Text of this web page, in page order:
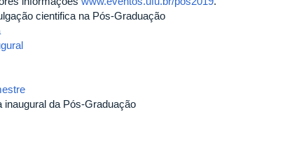
cientifica na Pós-Graduação
inaugural da Pós-Graduação